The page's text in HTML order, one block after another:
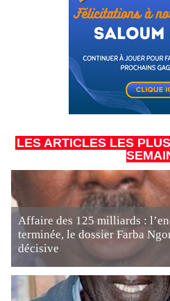
LES ARTICLES LES
Affaire des 125 milliards :
terminée, le dossier Farba
décisive